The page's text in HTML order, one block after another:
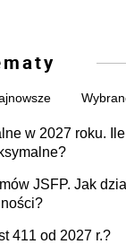
w 2027 roku. Ile
JSFP. Jak
411 od 2027 r.?